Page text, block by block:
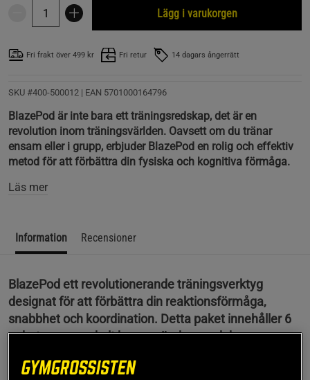
Lägg i varukorgen
Fri frakt över 499 kr Fri retur 14 dagars ångerrätt
SKU #400-500012 | EAN 5701000164796
BlazePod är inte bara ett träningsredskap, det är en
revolution inom träningsvärlden. Oavsett om du tränar
ensam eller i grupp, erbjuder BlazePod en rolig och effektiv
metod för att förbättra din fysiska och kognitiva förmåga.
Läs mer
Information Recensioner
BlazePod ett revolutionerande träningsverktyg
designat för att förbättra din reaktionsförmåga,
snabbhet och koordination. Detta paket innehåller 6
enheter som enkelt kan användas med den